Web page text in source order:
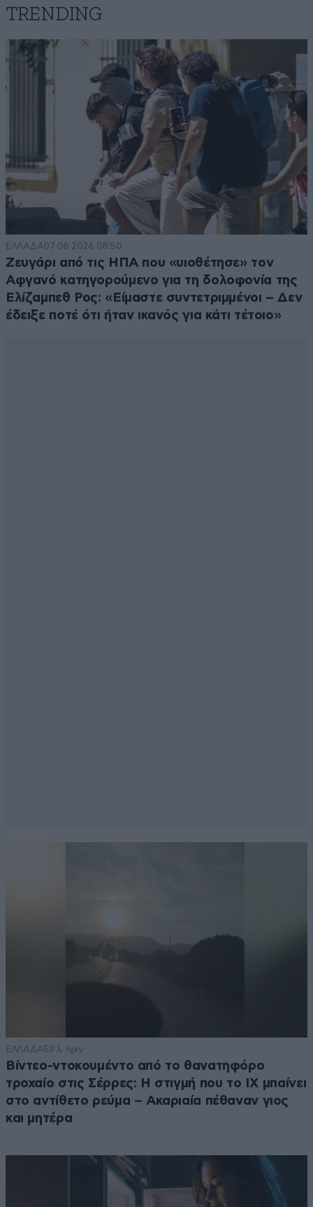
TRENDING
ΕΛΛΑΔΑ07·08·2026 08:50
Ζευγάρι από τις ΗΠΑ που «υιοθέτησε» τον
Αφγανό κατηγορούμενο για τη δολοφονία της
Ελίζαμπεθ Ρος: «Είμαστε συντετριμμένοι – Δεν
έδειξε ποτέ ότι ήταν ικανός για κάτι τέτοιο»
ΕΛΛΑΔΑ53 λ. πριν
Βίντεο-ντοκουμέντο από το θανατηφόρο
τροχαίο στις Σέρρες: Η στιγμή που το ΙΧ μπαίνει
στο αντίθετο ρεύμα – Ακαριαία πέθαναν γιος
και μητέρα